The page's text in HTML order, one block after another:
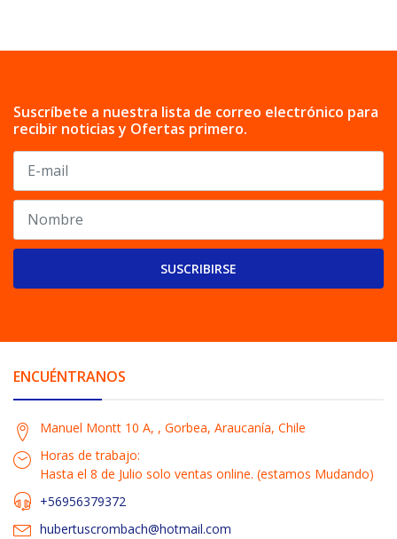
Suscríbete a nuestra lista de correo electrónico para
recibir noticias y Ofertas primero.
SUSCRIBIRSE
ENCUÉNTRANOS
Manuel Montt 10 A, , Gorbea, Araucanía, Chile
Horas de trabajo:
Hasta el 8 de Julio solo ventas online. (estamos Mudando)
+56956379372
hubertuscrombach@hotmail.com